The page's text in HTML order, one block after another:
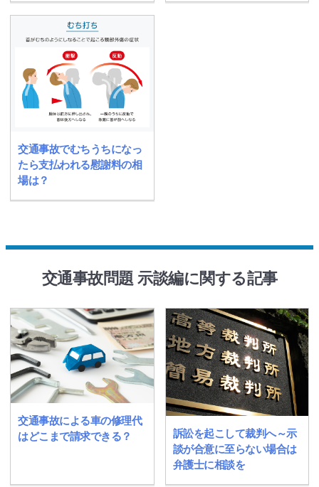
交通事故でむちうちになっ
たら支払われる慰謝料の相
場は？
交通事故問題 示談編に関する記事
交通事故による車の修理代
はどこまで請求できる？
訴訟を起こして裁判へ～示
談が合意に至らない場合は
弁護士に相談を